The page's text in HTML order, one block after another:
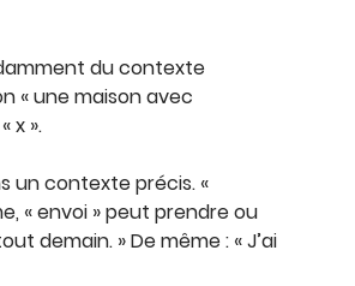
du contexte
« une maison avec
x ».
un contexte précis. «
« envoi » peut prendre ou
demain. » De même : « J’ai